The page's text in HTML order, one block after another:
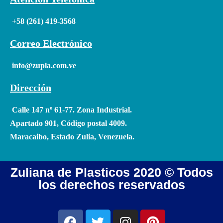
+58 (261) 419-3568
Correo Electrónico
info@zupla.com.ve
Dirección
Calle 147 nº 61-77. Zona Industrial.
Apartado 901, Código postal 4009.
Maracaibo, Estado Zulia, Venezuela.
Zuliana de Plasticos 2020 © Todos
los derechos reservados